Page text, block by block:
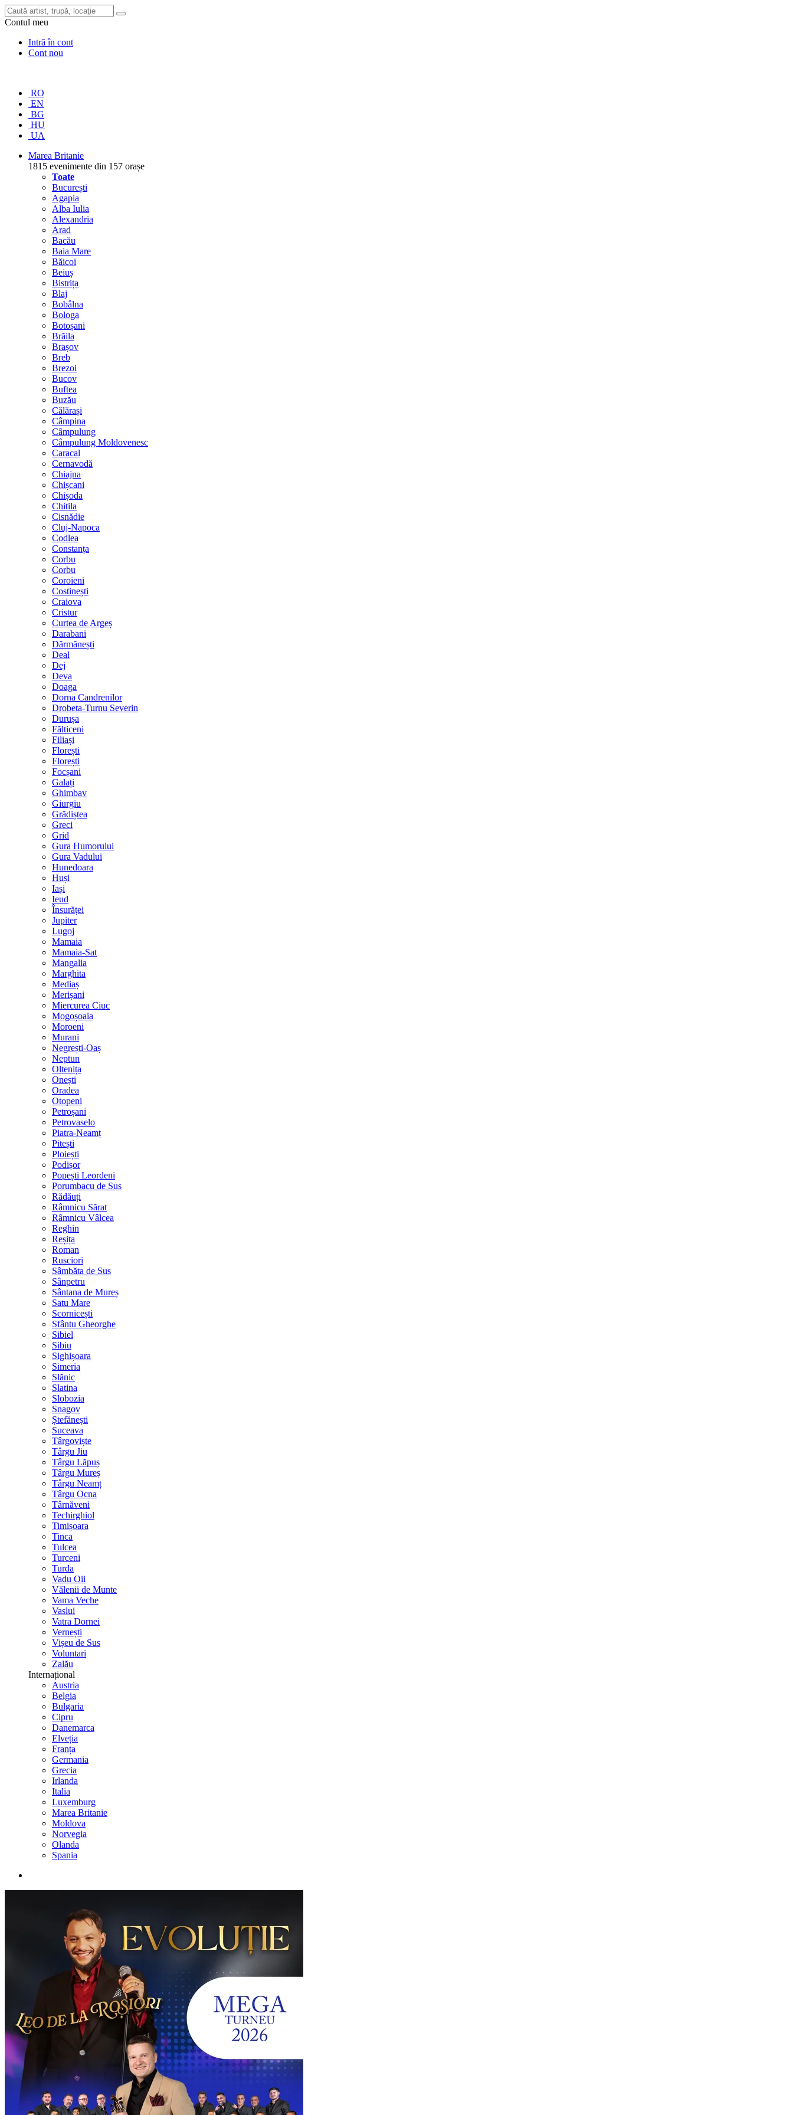
Contul meu
Intră în cont
Cont nou
RO
EN
BG
HU
UA
Marea Britanie
1815 evenimente din 157 orașe
Toate
București
Agapia
Alba Iulia
Alexandria
Arad
Bacău
Baia Mare
Băicoi
Beiuș
Bistrița
Blaj
Bobâlna
Bologa
Botoșani
Brăila
Brașov
Breb
Brezoi
Bucov
Buftea
Buzău
Călărași
Câmpina
Câmpulung
Câmpulung Moldovenesc
Caracal
Cernavodă
Chiajna
Chișcani
Chișoda
Chitila
Cisnădie
Cluj-Napoca
Codlea
Constanța
Corbu
Corbu
Coroieni
Costinești
Craiova
Cristur
Curtea de Argeș
Darabani
Dărmănești
Deal
Dej
Deva
Doaga
Dorna Candrenilor
Drobeta-Turnu Severin
Durușa
Fălticeni
Filiași
Florești
Florești
Focșani
Galați
Ghimbav
Giurgiu
Grădiștea
Greci
Grid
Gura Humorului
Gura Vadului
Hunedoara
Huși
Iași
Ieud
Însurăței
Jupiter
Lugoj
Mamaia
Mamaia-Sat
Mangalia
Marghita
Mediaș
Merișani
Miercurea Ciuc
Mogoșoaia
Moroeni
Murani
Negrești-Oaș
Neptun
Oltenița
Onești
Oradea
Otopeni
Petroșani
Petrovaselo
Piatra-Neamț
Pitești
Ploiești
Podișor
Popești Leordeni
Porumbacu de Sus
Rădăuți
Râmnicu Sărat
Râmnicu Vâlcea
Reghin
Reșița
Roman
Rusciori
Sâmbăta de Sus
Sânpetru
Sântana de Mureș
Satu Mare
Scornicești
Sfântu Gheorghe
Sibiel
Sibiu
Sighișoara
Simeria
Slănic
Slatina
Slobozia
Snagov
Ștefănești
Suceava
Târgoviște
Târgu Jiu
Târgu Lăpuș
Târgu Mureș
Târgu Neamț
Târgu Ocna
Târnăveni
Techirghiol
Timișoara
Tinca
Tulcea
Turceni
Turda
Vadu Oii
Vălenii de Munte
Vama Veche
Vaslui
Vatra Dornei
Vernești
Vișeu de Sus
Voluntari
Zalău
Internațional
Austria
Belgia
Bulgaria
Cipru
Danemarca
Elveția
Franța
Germania
Grecia
Irlanda
Italia
Luxemburg
Marea Britanie
Moldova
Norvegia
Olanda
Spania